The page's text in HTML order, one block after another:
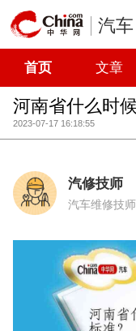
汽车
首页 文章
河南省什么时
2023-07-17 16:18:55
汽修技师
汽车维修技师